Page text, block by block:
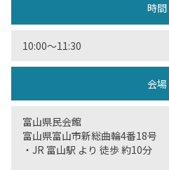
時間
10:00〜11:30
会場
富山県民会館
富山県富山市新総曲輪4番18号
・JR 富山駅 より 徒歩 約10分